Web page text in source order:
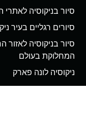
סיור בניקוסיה
סיורים רגליים בעיר
סיור בניקוסיה
המחלוקת בעולם
ניקוסיה לונה פארק